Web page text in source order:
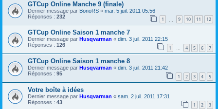
GTCup Online Manche 9 (finale)
Dernier message par BonoRS « mar. 5 juil. 2011 05:56
Réponses : 232 1 9 10 11 12
GTCup Online Saison 1 manche 7
Dernier message par Husqvarman « dim. 3 juil. 2011 22:15
Réponses : 126 1 4 5 6 7
GTCup Online Saison 1 manche 8
Dernier message par Husqvarman « dim. 3 juil. 2011 21:42
Réponses : 95 1 2 3 4 5
Votre boîte à idées
Dernier message par Husqvarman « sam. 2 juil. 2011 17:31
Réponses : 43 1 2 3